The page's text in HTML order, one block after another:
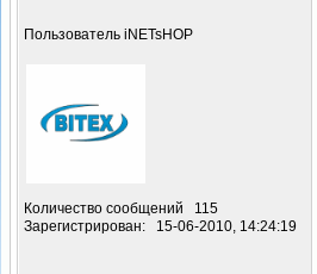
Пользователь iNETsHOP
Количество сообщений 115
Зарегистрирован: 15-06-2010, 14:24:19